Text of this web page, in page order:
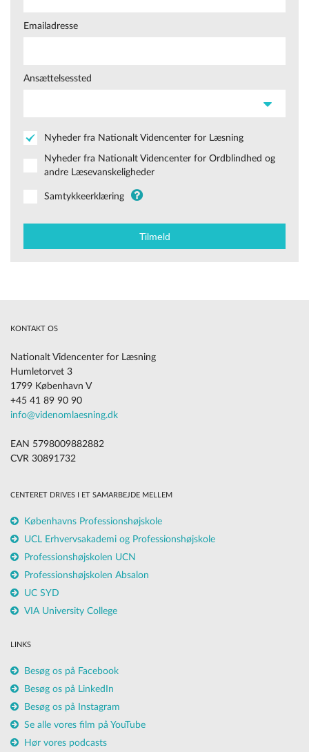
Emailadresse
Ansættelsessted
Nyheder fra Nationalt Videncenter for Læsning
Nyheder fra Nationalt Videncenter for Ordblindhed og
andre Læsevanskeligheder
Samtykkeerklæring
KONTAKT OS
Nationalt Videncenter for Læsning
Humletorvet 3
1799 København V
+45 41 89 90 90
info@videnomlaesning.dk
EAN 5798009882882
CVR 30891732
CENTERET DRIVES I ET SAMARBEJDE MELLEM
Københavns Professionshøjskole
UCL Erhvervsakademi og Professionshøjskole
Professionshøjskolen UCN
Professionshøjskolen Absalon
UC SYD
VIA University College
LINKS
Besøg os på Facebook
Besøg os på LinkedIn
Besøg os på Instagram
Se alle vores film på YouTube
Hør vores podcasts